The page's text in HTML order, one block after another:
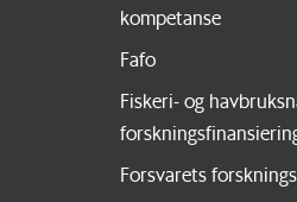
kompetanse
Fafo
Fiskeri- og
Forsvarets